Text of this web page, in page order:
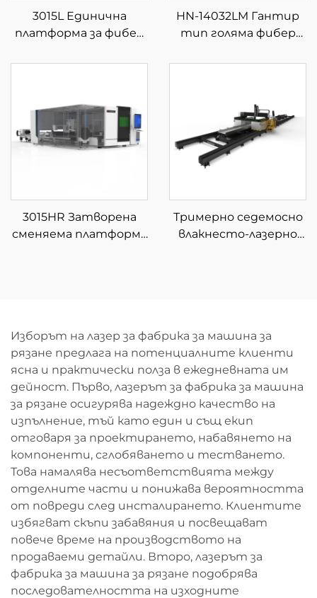
3015L Единична
платформа за фибер
HN-14032LM Гантир
тип голяма фибер
рязане
3015HR Затворена
сменяема платформа
Тримерно седемосно
влакнесто-лазерно
Изборът на лазер за фабрика за машина за
рязане предлага на потенциалните клиенти
ясна и практически полза в ежедневната им
дейност. Първо, лазерът за фабрика за машина
за рязане осигурява надеждно качество на
изпълнение, тъй като един и същ екип
отговаря за проектирането, набавянето на
компоненти, сглобяването и тестването.
Това намалява несъответствията между
отделните части и понижава вероятността
от повреди след инсталирането. Клиентите
избягват скъпи забавяния и посвещават
повече време на производството на
продаваеми детайли. Второ, лазерът за
фабрика за машина за рязане подобрява
последователността на изходните